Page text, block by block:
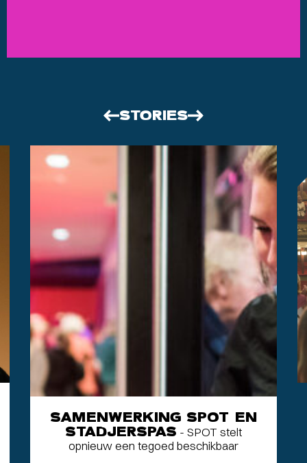
STORIES
SAMENWERKING SPOT EN
STADJERSPAS - SPOT stelt
opnieuw een tegoed beschikbaar